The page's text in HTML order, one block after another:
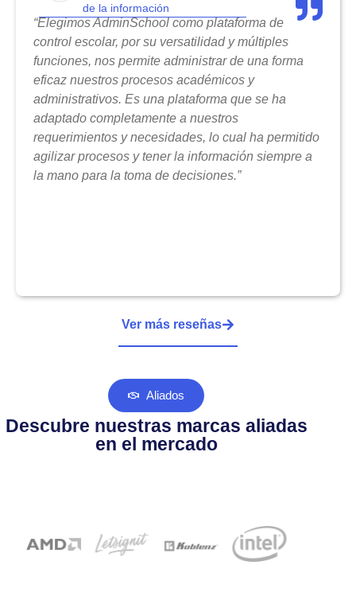
de la información
“Elegimos AdminSchool como plataforma de
control escolar, por su versatilidad y múltiples
funciones, nos permite administrar de una forma
eficaz nuestros procesos académicos y
administrativos. Es una plataforma que se ha
adaptado completamente a nuestros
requerimientos y necesidades, lo cual ha permitido
agilizar procesos y tener la información siempre a
la mano para la toma de decisiones.”
Ver más reseñas
Aliados
Descubre nuestras marcas aliadas
en el mercado